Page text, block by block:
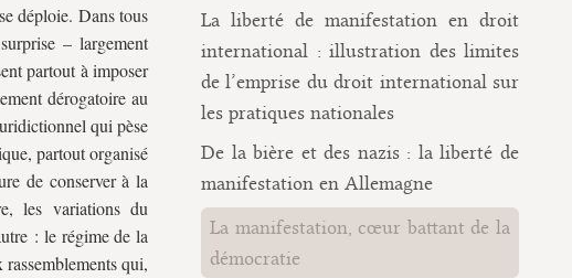
déploie. Dans tous
– largement
partout à imposer
dérogatoire au
qui pèse
partout organisé
de conserver à la
les variations du
: le régime de la
qui,
La liberté de manifestation en droit
international : illustration des limites
de l’emprise du droit international sur
les pratiques nationales
De la bière et des nazis : la liberté de
manifestation en Allemagne
La manifestation, cœur battant de la
démocratie